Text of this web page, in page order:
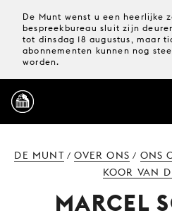
De Munt wenst u een heerlijke
bespreekbureau sluit zijn
tot dinsdag 18 augustus, maar
abonnementen kunnen nog
worden.
DE MUNT/OVER ONS / ONS
KOOR VAN
MARCEL